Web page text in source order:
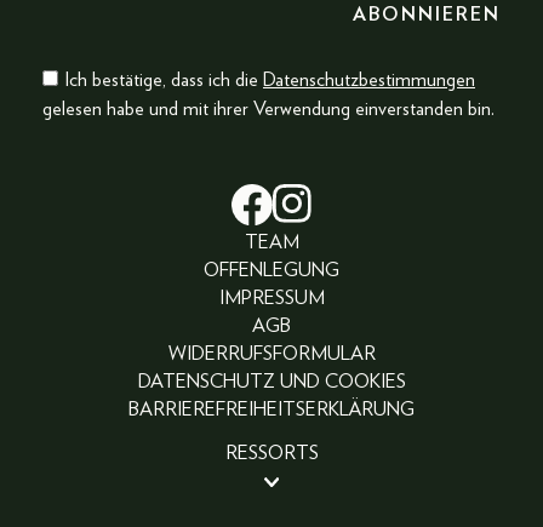
Ich bestätige, dass ich die Datenschutzbestimmungen
gelesen habe und mit ihrer Verwendung einverstanden bin.
TEAM
OFFENLEGUNG
IMPRESSUM
AGB
WIDERRUFSFORMULAR
DATENSCHUTZ UND COOKIES
BARRIEREFREIHEITSERKLÄRUNG
RESSORTS